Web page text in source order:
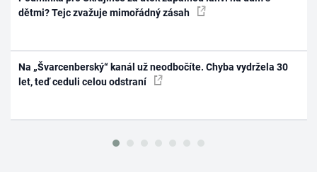
dětmi? Tejc zvažuje mimořádný zásah
Na „Švarcenberský“ kanál už neodbočíte. Chyba vydržela 30
let, teď ceduli celou odstraní